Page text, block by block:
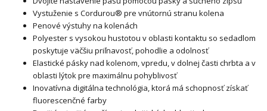
Vystuženie s Cordurou® pre vnútornú stranu kolena
Penové výstuhy na kolenách
Polyester s vysokou hustotou v oblasti kontaktu so sedadlom
poskytuje väčšiu priľnavosť, pohodlie a odolnosť
Elastické pásky nad kolenom, vpredu, v dolnej časti chrbta a v
oblasti lýtok pre maximálnu pohyblivosť
Inovatívna digitálna technológia, ktorá má schopnosť získať
fluorescenčné farby